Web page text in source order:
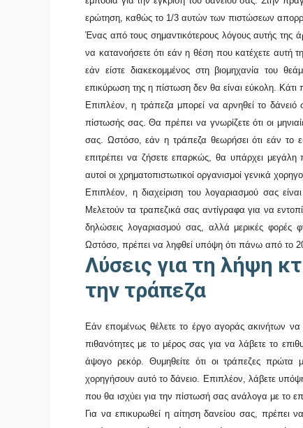
ερώτηση, καθώς το 1/3 αυτών των πιστώσεων
Ένας από τους σημαντικότερους λόγους αυτής της
να κατανοήσετε ότι εάν η θέση που κατέχετε αυτή
εάν είστε διακεκομμένος στη βιομηχανία του
επικύρωση της η πίστωση δεν θα είναι εύκολη. Κάτι
Επιπλέον, η τράπεζα μπορεί να αρνηθεί το δάνειό
πίστωσής σας. Θα πρέπει να γνωρίζετε ότι οι
σας. Ωστόσο, εάν η τράπεζα θεωρήσει ότι εάν το
επιτρέπει να ζήσετε επαρκώς, θα υπάρχει μεγάλη
αυτοί οι χρηματοπιστωτικοί οργανισμοί γενικά
Επιπλέον, η διαχείριση του λογαριασμού σας
Μελετούν τα τραπεζικά σας αντίγραφα για να
δηλώσεις λογαριασμού σας, αλλά μερικές φορές
Ωστόσο, πρέπει να ληφθεί υπόψη ότι πάνω από το
Λύσεις για τη λήψη
την τράπεζα
Εάν επομένως θέλετε το έργο αγοράς ακινήτων
πιθανότητες με το μέρος σας για να λάβετε το
άψογο ρεκόρ. Θυμηθείτε ότι οι τράπεζες
χορηγήσουν αυτό το δάνειο. Επιπλέον, λάβετε
που θα ισχύει για την πίστωσή σας ανάλογα με το
Για να επικυρωθεί η αίτηση δανείου σας, πρέπει